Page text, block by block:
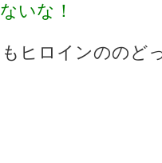
いな！
ヒロインののど